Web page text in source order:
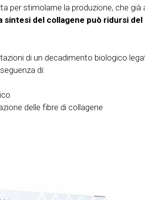
per stimolarne la produzione, che già
del collagene può ridursi
di un decadimento biologico
di:
delle fibre di collagene